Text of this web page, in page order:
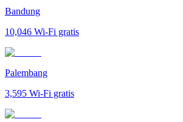
Bandung
10,046 Wi-Fi gratis
Palembang
3,595 Wi-Fi gratis